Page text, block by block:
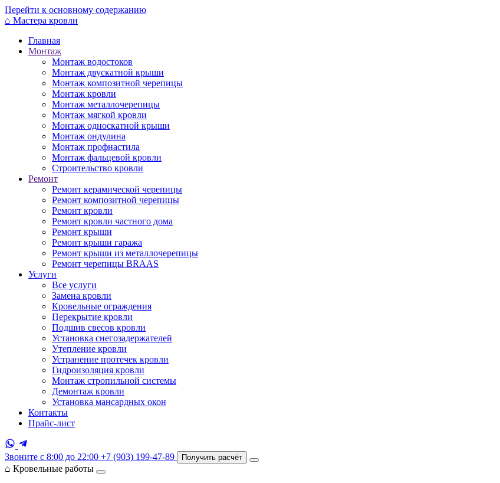
Перейти к основному содержанию
⌂ Мастера кровли
Главная
Монтаж
Монтаж водостоков
Монтаж двускатной крыши
Монтаж композитной черепицы
Монтаж кровли
Монтаж металлочерепицы
Монтаж мягкой кровли
Монтаж односкатной крыши
Монтаж ондулина
Монтаж профнастила
Монтаж фальцевой кровли
Строительство кровли
Ремонт
Ремонт керамической черепицы
Ремонт композитной черепицы
Ремонт кровли
Ремонт кровли частного дома
Ремонт крыши
Ремонт крыши гаража
Ремонт крыши из металлочерепицы
Ремонт черепицы BRAAS
Услуги
Все услуги
Замена кровли
Кровельные ограждения
Перекрытие кровли
Подшив свесов кровли
Установка снегозадержателей
Утепление кровли
Устранение протечек кровли
Гидроизоляция кровли
Монтаж стропильной системы
Демонтаж кровли
Установка мансардных окон
Контакты
Прайс-лист
Звоните с 8:00 до 22:00 +7 (903) 199-47-89 Получить расчёт
⌂ Кровельные работы